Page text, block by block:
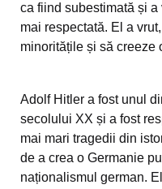
ca fiind subestimată și
mai respectată. El a
minoritățile și să creeze
Adolf Hitler a fost unul
secolului XX și a fost
mai mari tragedii din
de a crea o Germanie
naționalismul german.